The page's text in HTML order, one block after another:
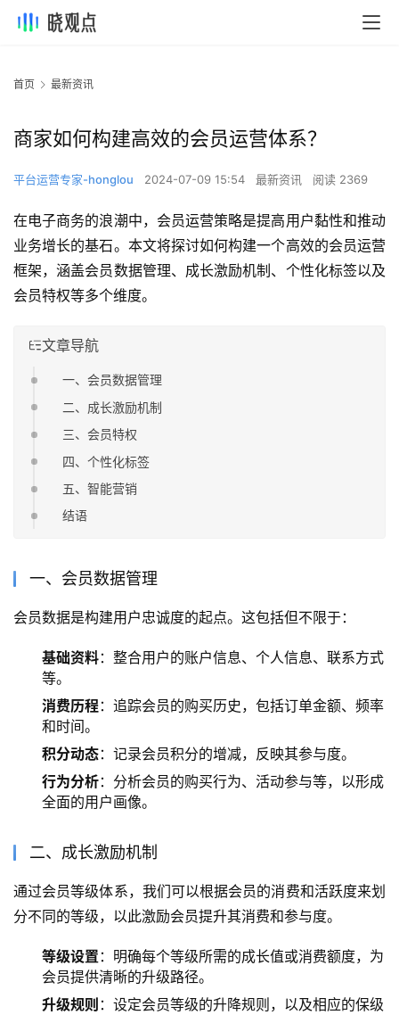
首页 最新资讯
商家如何构建高效的会员运营体系？
平台运营专家-honglou 2024-07-09 15:54 最新资讯 阅读 2369
在电子商务的浪潮中，会员运营策略是提高用户黏性和推动
业务增长的基石。本文将探讨如何构建一个高效的会员运营
框架，涵盖会员数据管理、成长激励机制、个性化标签以及
会员特权等多个维度。
文章导航
一、会员数据管理
二、成长激励机制
三、会员特权
四、个性化标签
五、智能营销
结语
一、会员数据管理
会员数据是构建用户忠诚度的起点。这包括但不限于：
基础资料：整合用户的账户信息、个人信息、联系方式
等。
消费历程：追踪会员的购买历史，包括订单金额、频率
和时间。
积分动态：记录会员积分的增减，反映其参与度。
行为分析：分析会员的购买行为、活动参与等，以形成
全面的用户画像。
二、成长激励机制
通过会员等级体系，我们可以根据会员的消费和活跃度来划
分不同的等级，以此激励会员提升其消费和参与度。
等级设置 ：明确每个等级所需的成长值或消费额度，为
会员提供清晰的升级路径。
升级规则 ：设定会员等级的升降规则，以及相应的保级